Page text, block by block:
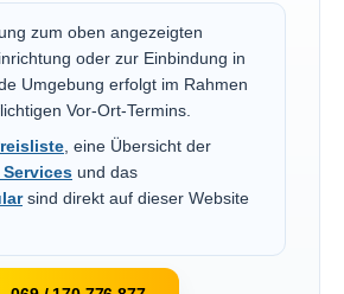
zum oben angezeigten
oder zur Einbindung in
Umgebung erfolgt im Rahmen
Vor-Ort-Termins.
, eine Übersicht der
und das
sind direkt auf dieser Website